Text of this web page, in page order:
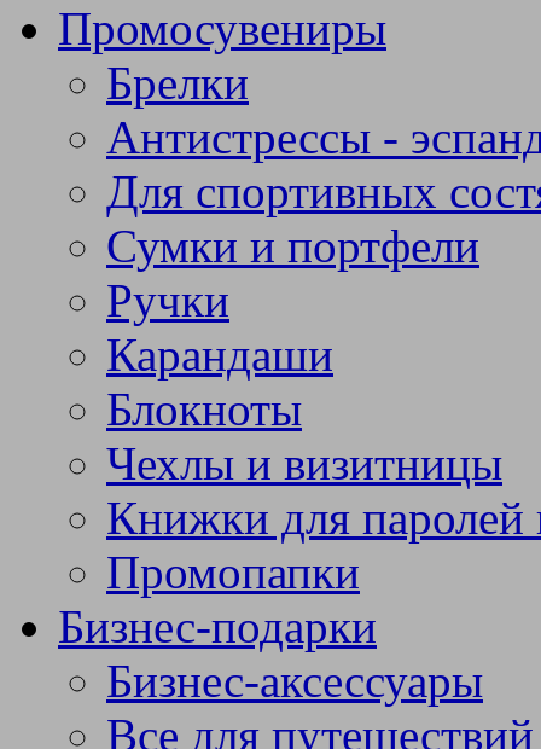
Промосувениры
Брелки
Антистрессы -
Для спортивных
Сумки и портфели
Ручки
Карандаши
Блокноты
Чехлы и визитницы
Книжки для паролей
Промопапки
Бизнес-подарки
Бизнес-аксессуары
Все для путешествий